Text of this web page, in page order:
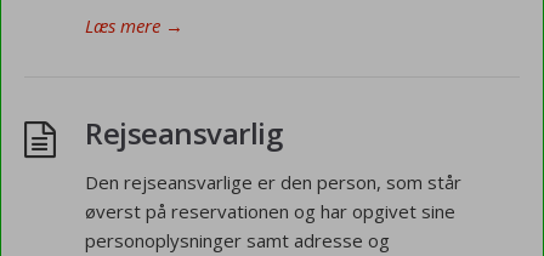
Læs mere →
Rejseansvarlig
Den rejseansvarlige er den person, som står
øverst på reservationen og har opgivet sine
personoplysninger samt adresse og